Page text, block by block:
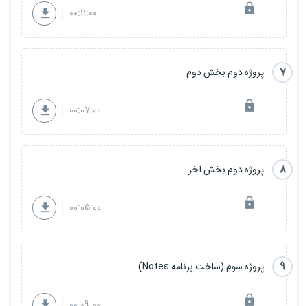
00:11:00
7 پروژه دوم بخش دوم
00:07:00
8 پروژه دوم بخش آخر
00:05:00
9 پروژه سوم (ساخت برنامه Notes)